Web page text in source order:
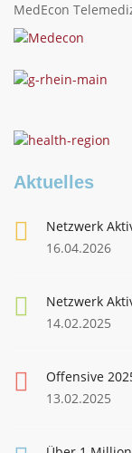
MedEcon
Aktuelles
Netzwerk
16.04.2026
Netzwerk
14.02.2025
Offensive
13.02.2025